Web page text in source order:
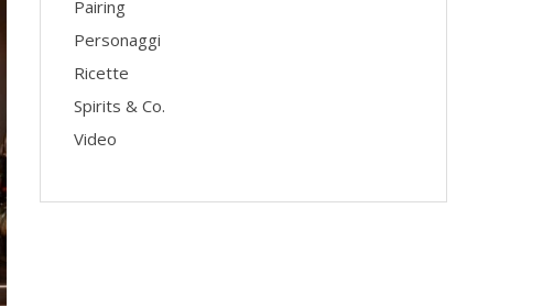
Pairing
Personaggi
Ricette
Spirits & Co.
Video